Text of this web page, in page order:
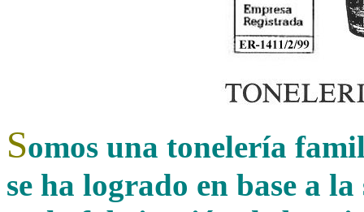
Somos una tonelería
se ha logrado en base a